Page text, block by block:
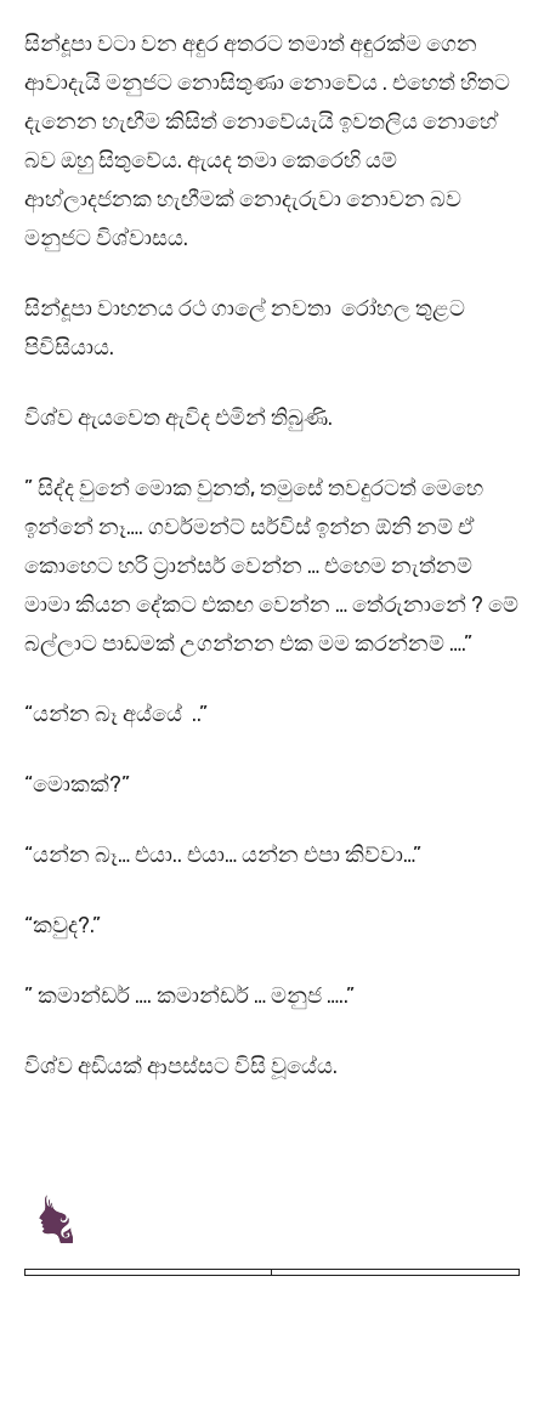
සින්දූපා වටා වන අඳුර අතරට තමාත් අඳුරක්ම ගෙන
ආවාදැයි මනුජට නොසිතුණා නොවේය . එහෙත් හිතට
දැනෙන හැඟීම කිසිත් නොවේයැයි ඉවතලිය නොහේ
බව ඔහු සිතුවේය. ඇයද තමා කෙරෙහි යම්
ආහ්ලාදජනක හැඟීමක් නොදැරුවා නොවන බව
මනුජට විශ්වාසය.
සින්දූපා වාහනය රථ ගාලේ නවතා රෝහල තුළට
පිවිසියාය.
විශ්ව ඇයවෙත ඇවිද එමින් තිබුණි.
” සිද්ද වුනේ මොක වුනත්, තමුසේ තවදුරටත් මෙහෙ
ඉන්නේ නෑ…. ගවර්මන්ට් සර්විස් ඉන්න ඕනි නම් ඒ
කොහෙට හරි ට්‍රාන්සර් වෙන්න … එහෙම නැත්නම්
මාමා කියන දේකට එකඟ වෙන්න … තේරුනානේ ? මේ
බල්ලාට පාඩමක් උගන්නන එක මම කරන්නම් ….”
“යන්න බෑ අය්යේ ..”
“මොකක්?”
“යන්න බෑ… එයා.. එයා… යන්න එපා කිව්වා…”
“කවුද?.”
” කමාන්ඩර් …. කමාන්ඩර් … මනුජ …..”
විශ්ව අඩියක් ආපස්සට විසි වූයේය.